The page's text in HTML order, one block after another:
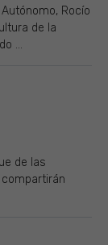
Rocío
de la
...
de las
compartirán